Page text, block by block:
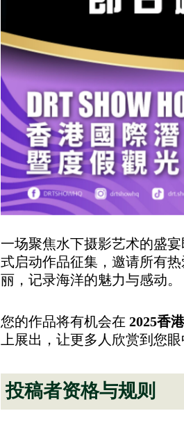
一场聚焦水下摄影艺术的盛宴
式启动作品征集，邀请所有
丽，记录海洋的魅力与感动。
您的作品将有机会在 2025香
上展出，让更多人欣赏到您眼
投稿者资格与规则